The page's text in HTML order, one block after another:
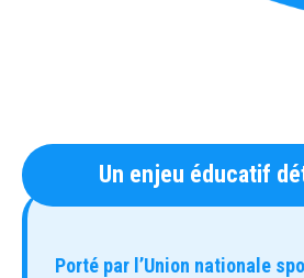
Un enjeu éducatif
Porté par l’Union nationale